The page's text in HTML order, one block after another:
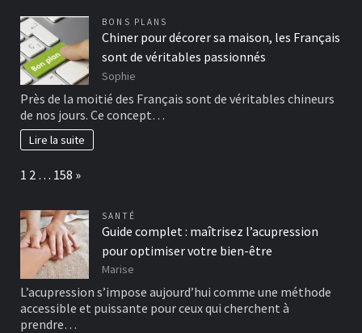
BONS PLANS
Chiner pour décorer sa maison, les Français
sont de véritables passionnés
Sophie
Près de la moitié des Français sont de véritables chineurs
de nos jours. Ce concept…
Lire la suite
Page:
1 2 … 158 Next
»
SANTÉ
Guide complet : maîtrisez l’acupression
pour optimiser votre bien-être
Marise
L’acupression s’impose aujourd’hui comme une méthode
accessible et puissante pour ceux qui cherchent à
prendre…